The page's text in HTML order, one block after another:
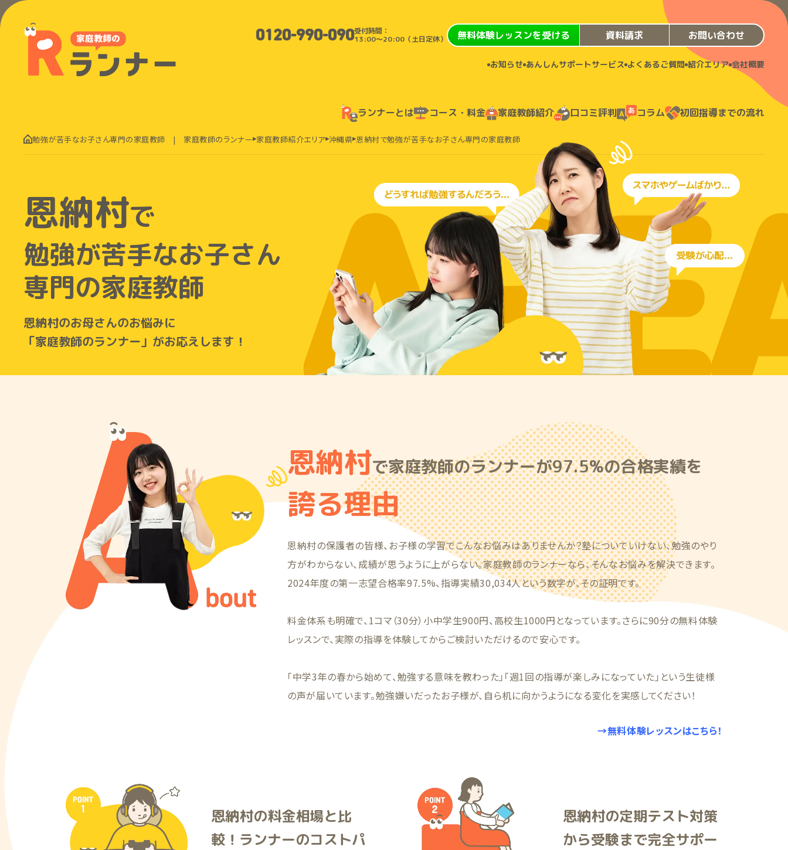
0120-990-090受付時間：
13:00〜20:00（土日定休）
無料体験レッスンを受ける 資料請求 お問い合わせ
お知らせ あんしんサポートサービス よくあるご質問 紹介エリア 会社概要
ランナーとは コース・料金 家庭教師紹介 口コミ評判 コラム 初回指導までの流れ
勉強が苦手なお子さん専門の家庭教師 | 家庭教師のランナー 家庭教師紹介エリア 沖縄県 恩納村で勉強が苦手なお子さん専門の家庭教師
恩納村で
勉強が苦手なお子さん
専門の家庭教師
恩納村のお母さんのお悩みに
「家庭教師のランナー」がお応えします！
恩納村で家庭教師のランナーが97.5%の合格実績を
誇る理由
恩納村の保護者の皆様、お子様の学習でこんなお悩みはありませんか？塾についていけない、勉強のやり
方がわからない、成績が思うように上がらない。家庭教師のランナーなら、そんなお悩みを解決できます。
2024年度の第一志望合格率97.5%、指導実績30,034人という数字が、その証明です。
料金体系も明確で、1コマ（30分）小中学生900円、高校生1000円となっています。さらに90分の無料体験
レッスンで、実際の指導を体験してからご検討いただけるので安心です。
「中学3年の春から始めて、勉強する意味を教わった」「週1回の指導が楽しみになっていた」という生徒様
の声が届いています。勉強嫌いだったお子様が、自ら机に向かうようになる変化を実感してください！
→無料体験レッスンはこちら！
恩納村の料金相場と比
較！ランナーのコストパ
恩納村の定期テスト対策
から受験まで完全サポー